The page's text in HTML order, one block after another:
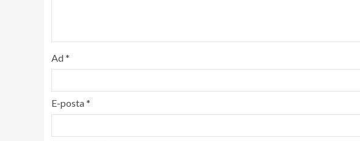
Ad*
E-posta*